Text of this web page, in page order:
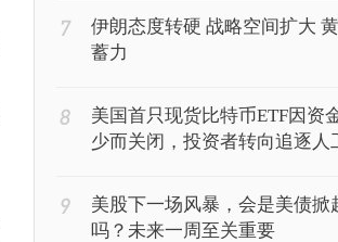
7
伊朗态度转硬 战略空间扩大
蓄力
8
美国首只现货比特币ETF因资
少而关闭，投资者转向追逐人
9
美股下一场风暴，会是美债掀
吗？未来一周至关重要